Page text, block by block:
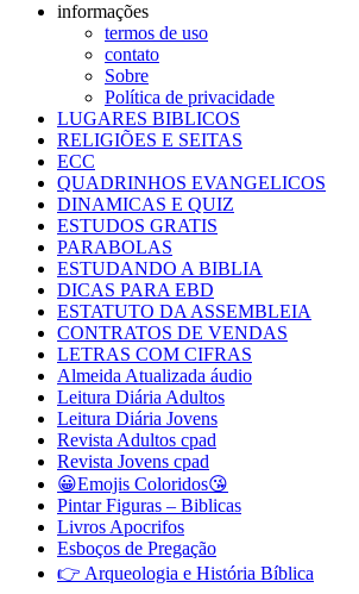
informações
termos de uso
contato
Sobre
Política de privacidade
LUGARES BIBLICOS
RELIGIÕES E SEITAS
ECC
QUADRINHOS EVANGELICOS
DINAMICAS E QUIZ
ESTUDOS GRATIS
PARABOLAS
ESTUDANDO A BIBLIA
DICAS PARA EBD
ESTATUTO DA ASSEMBLEIA
CONTRATOS DE VENDAS
LETRAS COM CIFRAS
Almeida Atualizada áudio
Leitura Diária Adultos
Leitura Diária Jovens
Revista Adultos cpad
Revista Jovens cpad
😀Emojis Coloridos😘
Pintar Figuras – Biblicas
Livros Apocrifos
Esboços de Pregação
👉 Arqueologia e História Bíblica